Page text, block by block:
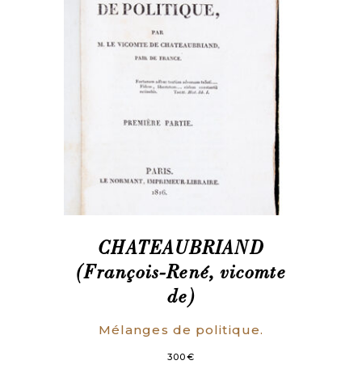
CHATEAUBRIAND
(François-René, vicomte
de)
Mélanges de politique.
300€